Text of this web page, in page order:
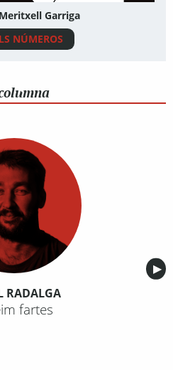
Garriga
NÚMEROS
▶︎
RADALGA
fartes